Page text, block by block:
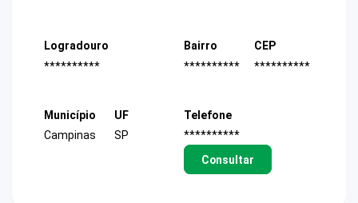
Logradouro
**********
Bairro
**********
CEP
**********
Município
Campinas
UF
SP
Telefone
**********
Consultar